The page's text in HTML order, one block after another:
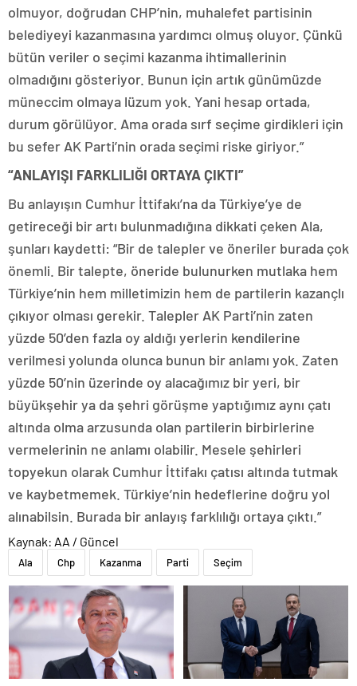
olmuyor, doğrudan CHP’nin, muhalefet partisinin
belediyeyi kazanmasına yardımcı olmuş oluyor. Çünkü
bütün veriler o seçimi kazanma ihtimallerinin
olmadığını gösteriyor. Bunun için artık günümüzde
müneccim olmaya lüzum yok. Yani hesap ortada,
durum görülüyor. Ama orada sırf seçime girdikleri için
bu sefer AK Parti’nin orada seçimi riske giriyor.”
“ANLAYIŞI FARKLILIĞI ORTAYA ÇIKTI”
Bu anlayışın Cumhur İttifakı’na da Türkiye’ye de
getireceği bir artı bulunmadığına dikkati çeken Ala,
şunları kaydetti: “Bir de talepler ve öneriler burada çok
önemli. Bir talepte, öneride bulunurken mutlaka hem
Türkiye’nin hem milletimizin hem de partilerin kazançlı
çıkıyor olması gerekir. Talepler AK Parti’nin zaten
yüzde 50’den fazla oy aldığı yerlerin kendilerine
verilmesi yolunda olunca bunun bir anlamı yok. Zaten
yüzde 50’nin üzerinde oy alacağımız bir yeri, bir
büyükşehir ya da şehri görüşme yaptığımız aynı çatı
altında olma arzusunda olan partilerin birbirlerine
vermelerinin ne anlamı olabilir. Mesele şehirleri
topyekun olarak Cumhur İttifakı çatısı altında tutmak
ve kaybetmemek. Türkiye’nin hedeflerine doğru yol
alınabilsin. Burada bir anlayış farklılığı ortaya çıktı.”
Kaynak: AA / Güncel
Ala Chp Kazanma Parti Seçim